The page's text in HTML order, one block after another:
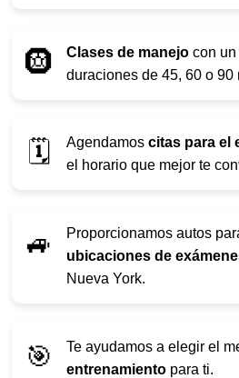
🛞 Clases de manejo con
duraciones de 45, 60 o 90
🗓️ Agendamos citas para el
el horario que mejor te
🚙
Proporcionamos autos
ubicaciones de
Nueva York.
🎯 Te ayudamos a elegir el
entrenamiento para ti.